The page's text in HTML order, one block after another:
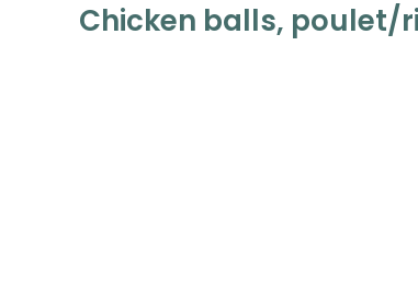
Chicken balls, poulet/